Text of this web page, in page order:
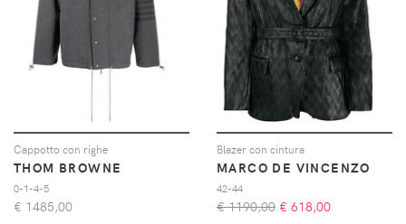
Cappotto con righe
THOM BROWNE
0-1-4-5
€ 1485,00
Blazer con cintura
MARCO DE VINCENZO
42-44
€ 1190,00 € 618,00